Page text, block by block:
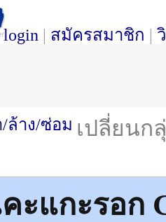
login | สมัครสมาชิก |
เปลี่ยนก
ล้าง/ซ่อม
ะแกะรอก